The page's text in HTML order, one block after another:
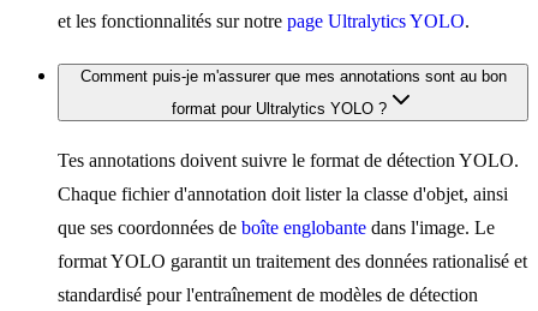
et les fonctionnalités sur notre page Ultralytics YOLO.
Comment puis-je m'assurer que mes annotations sont au bon
format pour Ultralytics YOLO ?
Tes annotations doivent suivre le format de détection YOLO.
Chaque fichier d'annotation doit lister la classe d'objet, ainsi
que ses coordonnées de boîte englobante dans l'image. Le
format YOLO garantit un traitement des données rationalisé et
standardisé pour l'entraînement de modèles de détection